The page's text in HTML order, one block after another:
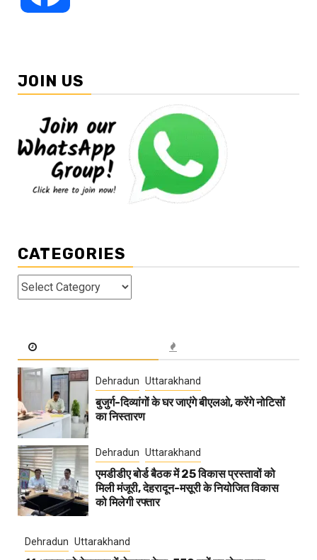
JOIN US
CATEGORIES
Categories
Dehradun Uttarakhand
बुजुर्ग-दिव्यांगों के घर जाएंगे बीएलओ, करेंगे नोटिसों
का निस्तारण
Dehradun Uttarakhand
एमडीडीए बोर्ड बैठक में 25 विकास प्रस्तावों को
मिली मंजूरी, देहरादून-मसूरी के नियोजित विकास
को मिलेगी रफ्तार
Dehradun Uttarakhand